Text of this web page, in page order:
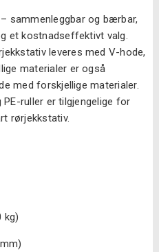
sammenleggbar og bærbar,
et kostnadseffektivt valg.
leveres med V-hode,
materialer er også
med forskjellige materialer.
ruller er tilgjengelige for
rørjekkstativ.
kg)